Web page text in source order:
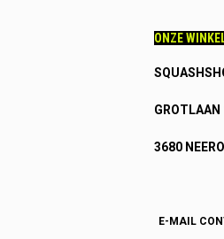
ONZE
GROTLAAN
3680
E-MAIL